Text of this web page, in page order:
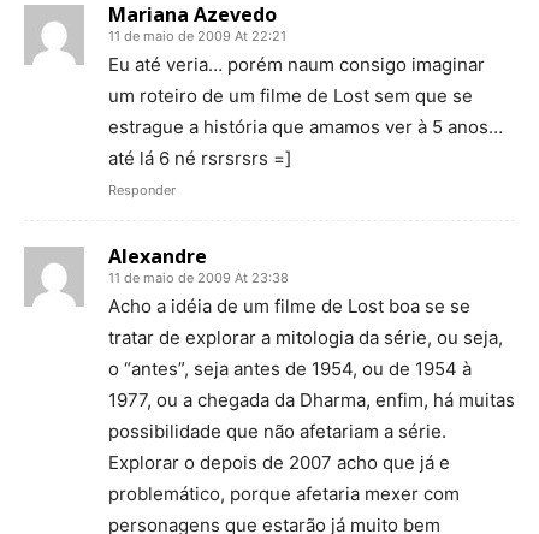
Mariana Azevedo
11 de maio de 2009 At 22:21
Eu até veria… porém naum consigo imaginar
um roteiro de um filme de Lost sem que se
estrague a história que amamos ver à 5 anos…
até lá 6 né rsrsrsrs =]
Responder
Alexandre
11 de maio de 2009 At 23:38
Acho a idéia de um filme de Lost boa se se
tratar de explorar a mitologia da série, ou seja,
o “antes”, seja antes de 1954, ou de 1954 à
1977, ou a chegada da Dharma, enfim, há muitas
possibilidade que não afetariam a série.
Explorar o depois de 2007 acho que já e
problemático, porque afetaria mexer com
personagens que estarão já muito bem